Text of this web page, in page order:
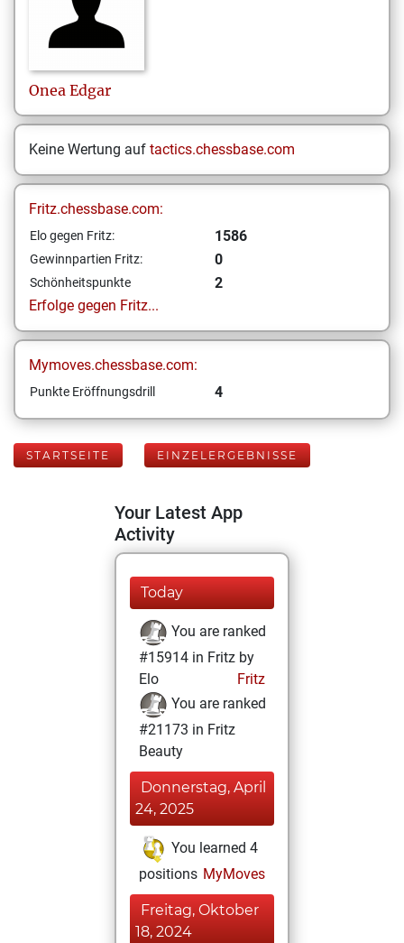
Onea Edgar
Keine Wertung auf tactics.chessbase.com
Fritz.chessbase.com:
Elo gegen Fritz: 1586
Gewinnpartien Fritz: 0
Schönheitspunkte
2
Erfolge gegen Fritz...
Mymoves.chessbase.com:
Punkte Eröffnungsdrill 4
STARTSEITE EINZELERGEBNISSE
Your Latest App
Activity
Today
You are ranked
#15914 in Fritz by
Elo
Fritz
You are ranked
#21173 in Fritz
Beauty
Donnerstag, April
24, 2025
You learned 4
positions MyMoves
Freitag, Oktober
18, 2024